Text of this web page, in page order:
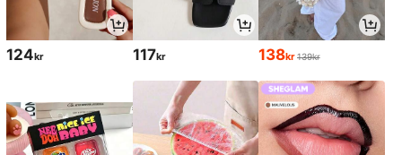
124kr 117kr 138kr 139kr